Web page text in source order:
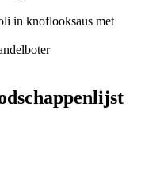
in knoflooksaus met